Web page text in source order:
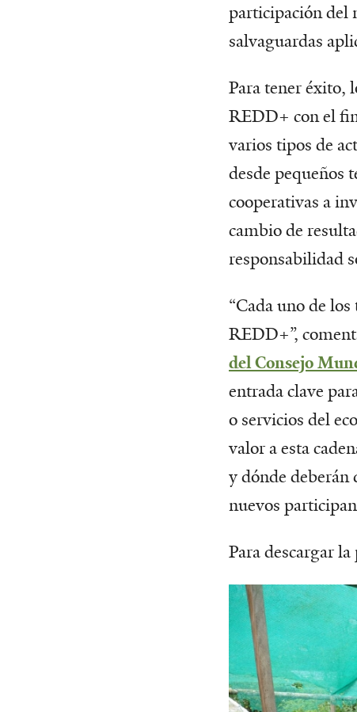
participación del
salvaguardas
Para tener éxito,
REDD+ con el
varios tipos de
desde pequeños
cooperativas a
cambio de
responsabilidad
“Cada uno de
REDD+”,
del Consejo
entrada clave
o servicios del
valor a esta
y dónde deberán
nuevos
Para descargar